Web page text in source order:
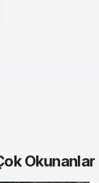
Okunanlar